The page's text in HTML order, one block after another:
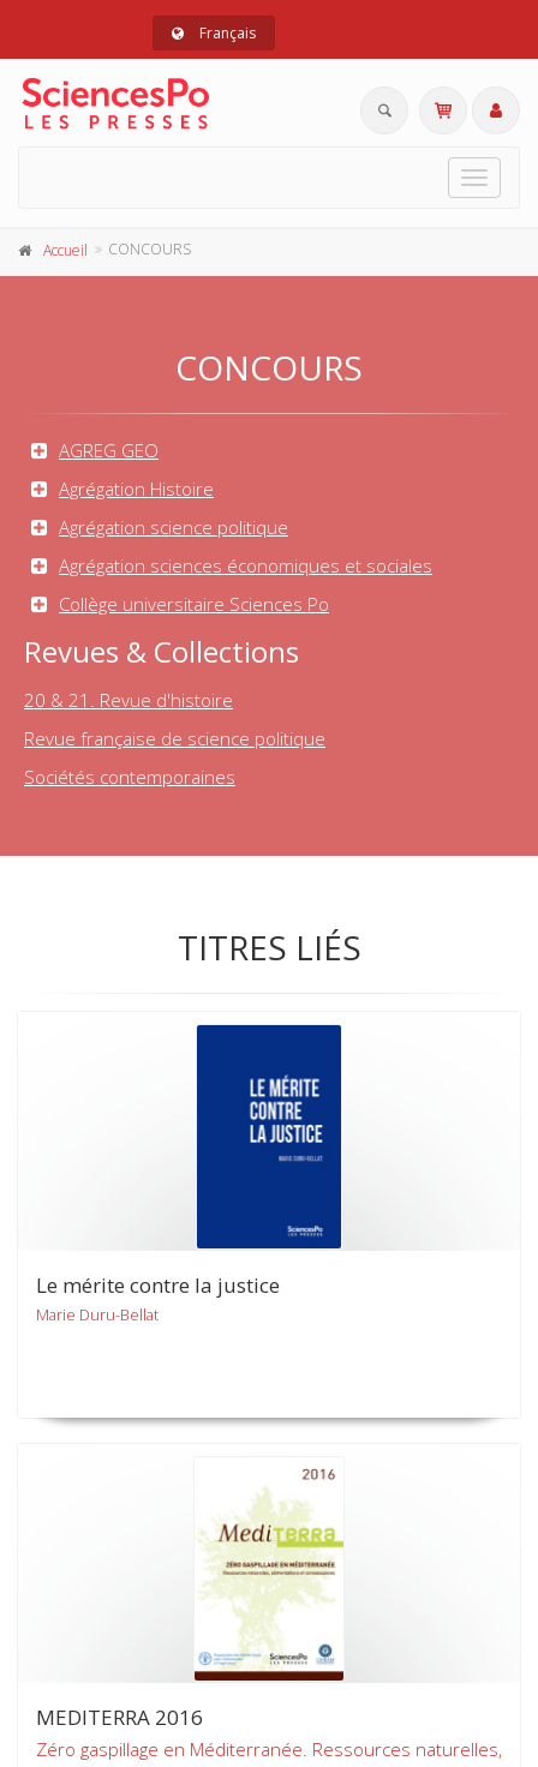
Français
Toggle
Accueil CONCOURS
CONCOURS
AGREG GEO
Agrégation Histoire
Agrégation science politique
Agrégation sciences économiques et sociales
Collège universitaire Sciences Po
Revues & Collections
20 & 21. Revue d'histoire
Revue française de science politique
Sociétés contemporaines
TITRES LIÉS
Le mérite contre la justice
Marie Duru-Bellat
MEDITERRA 2016
Zéro gaspillage en Méditerranée. Ressources naturelles,